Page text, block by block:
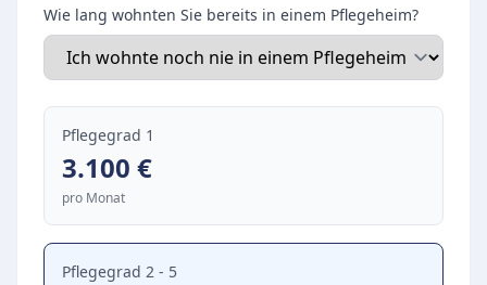
detaillierte Potenzialerhebung wird
sichergestellt, dass die medizinische und
therapeutische Versorgung exakt auf die
individuellen Ressourcen und Bedürfnisse der
Bewohnerinnen und Bewohner abgestimmt ist.
Ganzheitliche Betreuung und enge Netzwerke
Eine schwere Erkrankung erfordert nicht nur
fachliche Expertise, sondern auch menschliche
Zuwendung. Die Einrichtung legt großen Wert
Wie lang wohnten Sie bereits in einem Pflegeheim?
Pflegegrad 1
3.100 €
pro Monat
Pflegegrad 2 - 5